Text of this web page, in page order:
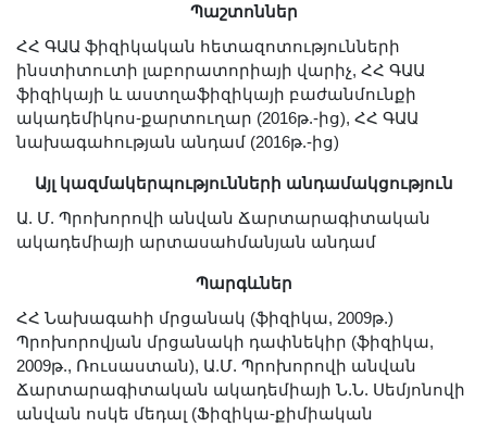
«Գիտության աշխարհում»
հանդես
Հրապարակումներ
մամուլում
Ազդեր
Հոբելյաններ
Համալսարաններ
Գիտական արդյունքներ
Սփյուռքի գիտնականները
Երիտասարդ գիտնականի
ամբիոն
Պաշտոններ
ՀՀ ԳԱԱ ֆիզիկական հետազոտությունների
ինստիտուտի լաբորատորիայի վարիչ, ՀՀ ԳԱԱ
ֆիզիկայի և աստղաֆիզիկայի բաժանմունքի
ակադեմիկոս-քարտուղար (2016թ.-ից), ՀՀ ԳԱԱ
նախագահության անդամ (2016թ.-ից)
Այլ կազմակերպությունների անդամակցություն
Ա. Մ. Պրոխորովի անվան Ճարտարագիտական
ակադեմիայի արտասահմանյան անդամ
Պարգևներ
ՀՀ Նախագահի մրցանակ (ֆիզիկա, 2009թ.)
Պրոխորովյան մրցանակի դափնեկիր (ֆիզիկա,
2009թ., Ռուսաստան), Ա.Մ. Պրոխորովի անվան
Ճարտարագիտական ակադեմիայի Ն.Ն. Սեմյոնովի
անվան ոսկե մեդալ (Ֆիզիկա-քիմիական